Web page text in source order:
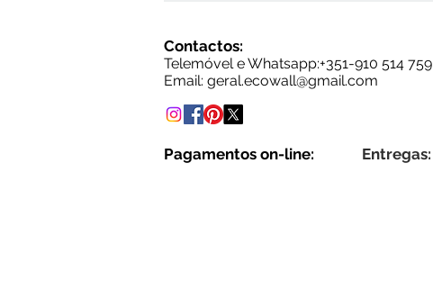
Contactos:
Telemóvel e Whatsapp:+351-910 514 759
Email: geral.ecowall@gmail.com
Pagamentos on-line: Entregas: